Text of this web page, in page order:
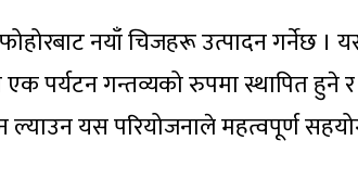
नयाँ चिजहरू उत्पादन गर्नेछ ।
पर्यटन गन्तव्यको रुपमा स्थापित हुने र
ल्याउन यस परियोजनाले महत्वपूर्ण